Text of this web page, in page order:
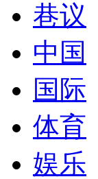
巷议
中国
国际
体育
娱乐